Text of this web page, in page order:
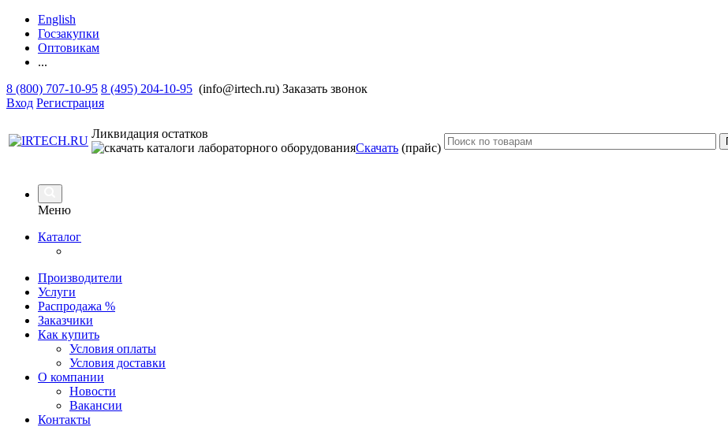
English
Госзакупки
Оптовикам
...
8 (800) 707-10-95 8 (495) 204-10-95 (info@irtech.ru) Заказать звонок
Вход Регистрация
Ликвидация остатков
Скачать (прайс)
Меню
Каталог
Производители
Услуги
Распродажа %
Заказчики
Как купить
Условия оплаты
Условия доставки
О компании
Новости
Вакансии
Контакты